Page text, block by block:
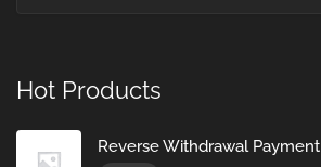
Hot Products
Reverse Withdrawal Payment